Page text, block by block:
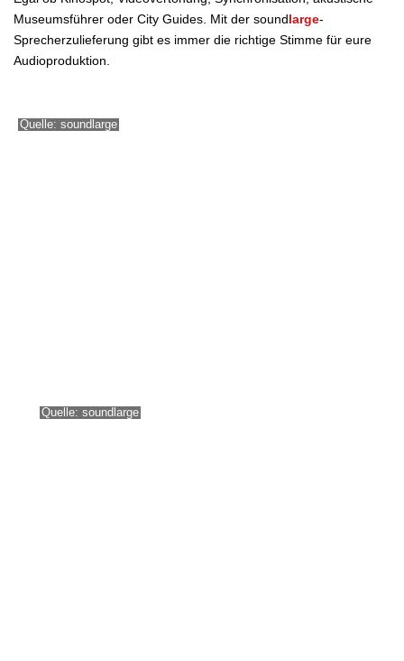
Museumsführer oder City Guides. Mit der soundlarge-
Sprecherzulieferung gibt es immer die richtige Stimme für eure
Audioproduktion.
Quelle: soundlarge
Quelle: soundlarge